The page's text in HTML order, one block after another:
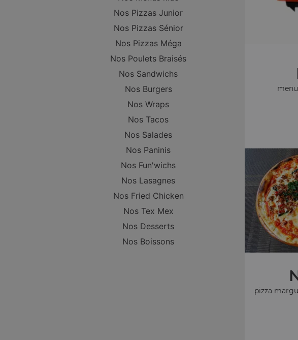
Nos Pizzas Junior
Nos Pizzas Sénior
Nos Pizzas Méga
Nos Poulets Braisés
Nos Sandwichs
Nos Burgers
Nos Wraps
Nos Tacos
Nos Salades
Nos Paninis
Nos Fun'wichs
Nos Lasagnes
Nos Fried Chicken
Nos Tex Mex
Nos Desserts
Nos Boissons
pizza